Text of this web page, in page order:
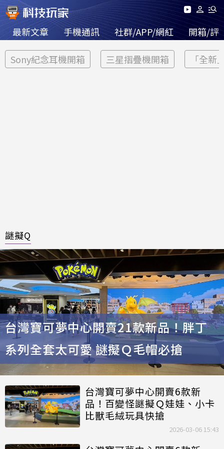
最新文章 手機通訊 社群/APP/網紅 開箱/評
Sony紀念耳機開箱 三星摺疊機開箱 「全新
謎擬Q
台灣寶可夢中心開賣21款新品！胖丁
系列全套太可愛 謎擬Ｑ毛帽必搶
台灣寶可夢中心開賣6款新
品！百變怪謎擬Ｑ娃娃、小卡
比獸毛絨玩具快搶
2026-03-06 15:43